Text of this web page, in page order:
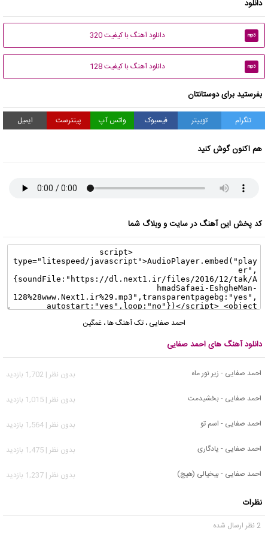
دانلود
mp3 دانلود آهنگ با کیفیت 320
mp3 دانلود آهنگ با کیفیت 128
بفرستید برای دوستانتان
تلگرام توییتر فیسبوک واتس آپ پینترست ایمیل
هم اکنون گوش کنید
کد پخش این آهنگ در سایت و وبلاگ شما
احمد صفایی ، تک آهنگ ها، غمگین
دانلود آهنگ های احمد صفایی
احمد صفایی - زیر نور ماه
بدون نظر | 1,702 بازدید
احمد صفایی - بخشیدمت
بدون نظر | 1,015 بازدید
احمد صفایی - اسم تو
بدون نظر | 1,564 بازدید
احمد صفایی - یادگاری
بدون نظر | 1,475 بازدید
احمد صفایی - بیخیالی (هیچ)
بدون نظر | 1,237 بازدید
نظرات
2 نظر ارسال شده